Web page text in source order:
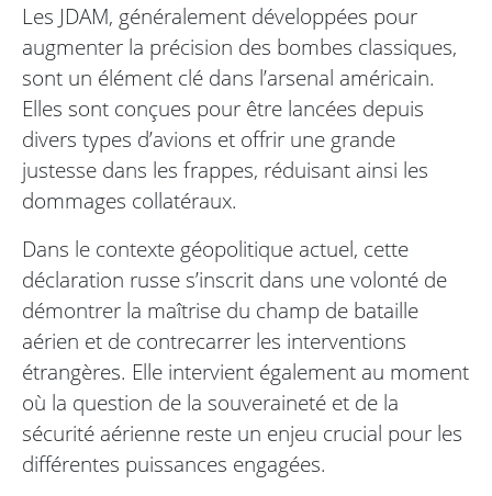
Les JDAM, généralement développées pour
augmenter la précision des bombes classiques,
sont un élément clé dans l’arsenal américain.
Elles sont conçues pour être lancées depuis
divers types d’avions et offrir une grande
justesse dans les frappes, réduisant ainsi les
dommages collatéraux.
Dans le contexte géopolitique actuel, cette
déclaration russe s’inscrit dans une volonté de
démontrer la maîtrise du champ de bataille
aérien et de contrecarrer les interventions
étrangères. Elle intervient également au moment
où la question de la souveraineté et de la
sécurité aérienne reste un enjeu crucial pour les
différentes puissances engagées.